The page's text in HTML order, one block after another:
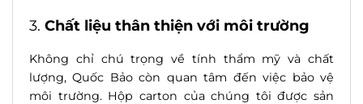
3. Chất liệu thân thiện với môi trường
Không chỉ chú trọng về tính thẩm mỹ và chất
lượng, Quốc Bảo còn quan tâm đến việc bảo vệ
môi trường. Hộp carton của chúng tôi được sản